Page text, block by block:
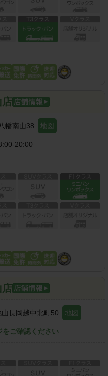
店
幡南山38 地図
20:00
店
山長岡越中北町50 地図
をご確認ください